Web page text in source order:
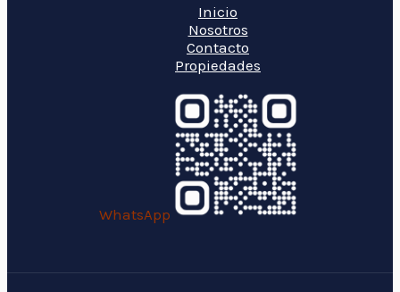
Inicio
Nosotros
Contacto
Propiedades
WhatsApp